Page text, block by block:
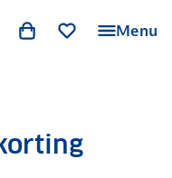
Menu